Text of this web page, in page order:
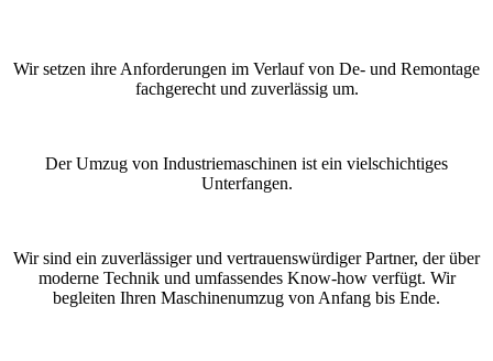
Wir setzen ihre Anforderungen im Verlauf von De- und Remontage
fachgerecht und zuverlässig um.
Der Umzug von Industriemaschinen ist ein vielschichtiges
Unterfangen.
Wir sind ein zuverlässiger und vertrauenswürdiger Partner, der über
moderne Technik und umfassendes Know-how verfügt. Wir
begleiten Ihren Maschinenumzug von Anfang bis Ende.